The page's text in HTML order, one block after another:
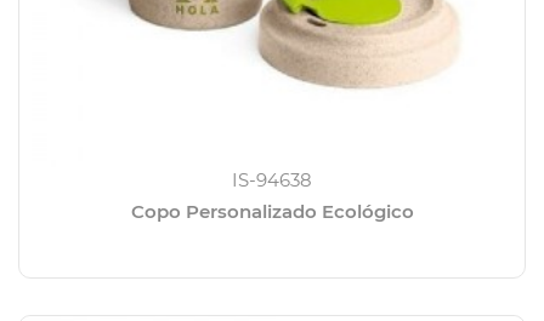
IS-94638
Copo Personalizado Ecológico